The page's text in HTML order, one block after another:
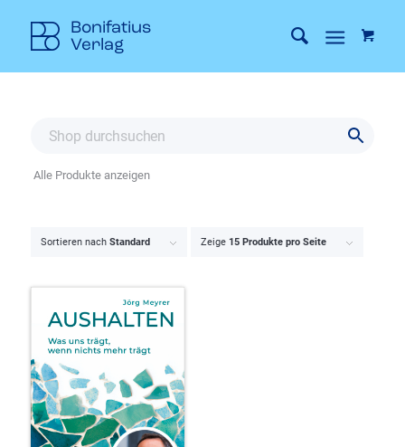
Sortieren nach Standard Zeige 15 Produkte pro Seite
Alle Produkte anzeigen